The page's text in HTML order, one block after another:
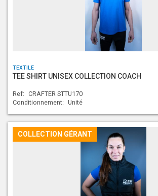
TEXTILE
TEE SHIRT UNISEX COLLECTION COACH
Ref: CRAFTER STTU170
Conditionnement: Unité
COLLECTION GÉRANT